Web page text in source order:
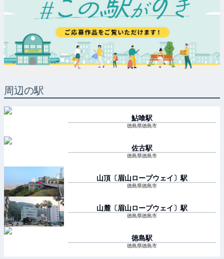
周辺の駅
鮎喰駅
徳島県徳島市
佐古駅
徳島県徳島市
山頂〔眉山ロープウェイ〕 駅
徳島県徳島市
山麓〔眉山ロープウェイ〕 駅
徳島県徳島市
徳島駅
徳島県徳島市